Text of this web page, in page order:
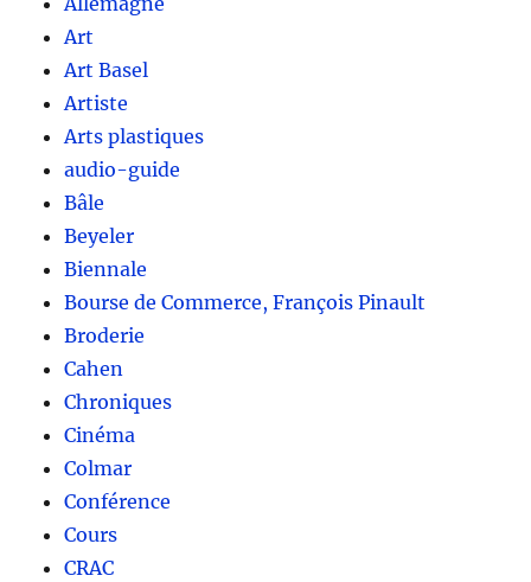
Art
Art Basel
Artiste
Arts plastiques
audio-guide
Bâle
Beyeler
Biennale
Bourse de Commerce, François Pinault
Broderie
Cahen
Chroniques
Cinéma
Colmar
Conférence
Cours
CRAC